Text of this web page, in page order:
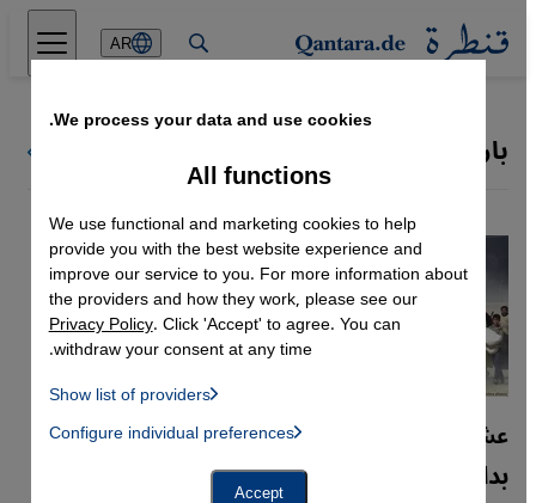
Direkt zum Inhalt springen
AR
باراك أوباما
عشرون عاما على حرب دبليو بوش بالعراق
بداية النهاية للنظام العالمي القديم
We process your data and use cookies.
All functions
We use functional and marketing cookies to help
provide you with the best website experience and
improve our service to you. For more information about
the providers and how they work, please see our
Privacy Policy. Click 'Accept' to agree. You can
withdraw your consent at any time.
Show list of providers
Instagram Embed, Twitter Embed, Youtube Embed
Facebook Embed / Facebook Connect
Configure individual preferences
Accept